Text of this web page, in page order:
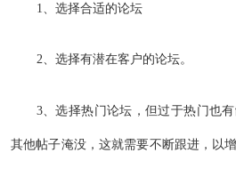
1、选择合适的论坛
2、选择有潜在客户的论坛。
3、选择热门论坛，但过于热门也
其他帖子淹没，这就需要不断跟进，以